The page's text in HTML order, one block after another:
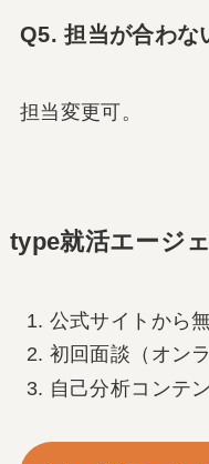
Q5. 担当が合わな
担当変更可。
type就活エージ
公式サイトから
初回面談（オンラ
自己分析コンテ